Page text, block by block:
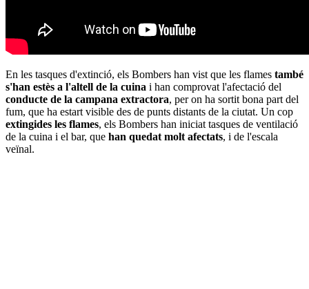
En les tasques d'extinció, els Bombers han vist que les flames també
s'han estès a l'altell de la cuina i han comprovat l'afectació del
conducte de la campana extractora, per on ha sortit bona part del
fum, que ha estart visible des de punts distants de la ciutat. Un cop
extingides les flames, els Bombers han iniciat tasques de ventilació
de la cuina i el bar, que han quedat molt afectats, i de l'escala
veïnal.